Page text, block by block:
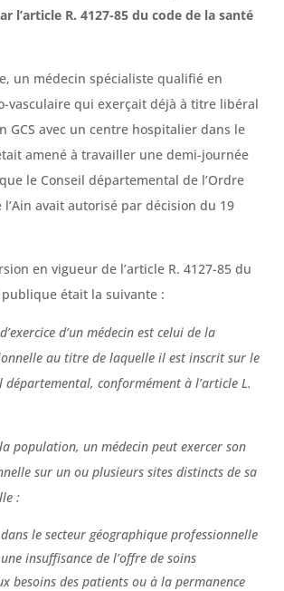
l’article R. 4127-85 du code de la santé
un médecin spécialiste qualifié en
vasculaire qui exerçait déjà à titre libéral
GCS avec un centre hospitalier dans le
amené à travailler une demi-journée
le Conseil départemental de l’Ordre
l’Ain avait autorisé par décision du 19
en vigueur de l’article R. 4127-85 du
était la suivante :
d’un médecin est celui de la
au titre de laquelle il est inscrit sur le
départemental, conformément à l’article L.
population, un médecin peut exercer son
sur un ou plusieurs sites distincts de sa
:
le secteur géographique professionnelle
insuffisance de l’offre de soins
besoins des patients ou à la permanence